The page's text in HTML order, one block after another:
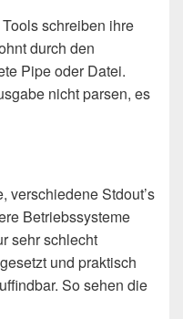
schreiben ihre
durch den
Pipe oder Datei.
nicht parsen, es
verschiedene Stdout’s
Betriebssysteme
sehr schlecht
und praktisch
So sehen die